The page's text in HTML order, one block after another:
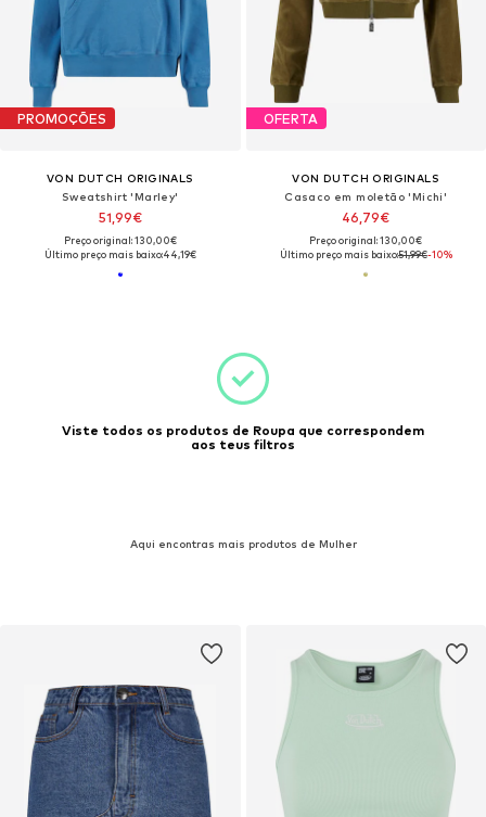
PROMOÇÕES
VON DUTCH ORIGINALS
Sweatshirt 'Marley'
51,99€
Preço original: 130,00€
Último preço mais baixo:44,19€
OFERTA
VON DUTCH ORIGINALS
Casaco em moletão 'Michi'
46,79€
Preço original: 130,00€
Último preço mais baixo:51,99€-10%
Viste todos os produtos de Roupa que correspondem
aos teus filtros
Aqui encontras mais produtos de Mulher